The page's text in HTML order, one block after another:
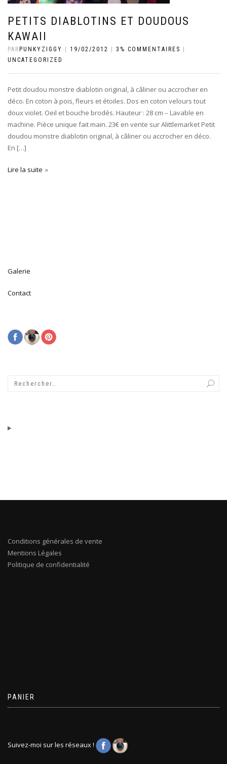
PETITS DIABLOTINS ET DOUDOUS
KAWAII
PAR PUNKYZIGGY 19/02/2012 3% COMMENTAIRES
UNCATEGORIZED
Petit doudou monstre diablotin original, à câliner ou accrocher en
déco. En coton à pois, fleurs et étoiles. Dos en coton velours tout
doux violet. Oeil et bouche brodés. Hauteur : 28 cm – Lavable en
machine. Pièce unique fait main. 23€ en vente sur Alittlemarket Petit
doudou monstre diablotin original, à câliner ou accrocher en déco.
En […]
Lire la suite
Galerie
Contact
Conditions générales de vente
Mentions Légales
Politique de confidentialité
PANIER
Suivez-moi sur les réseaux !